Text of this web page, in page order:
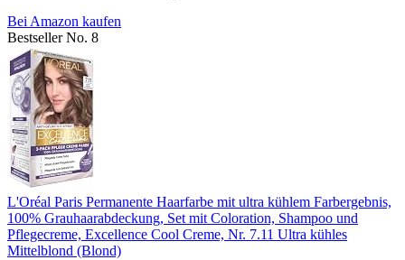
Bei Amazon kaufen
Bestseller No. 8
L'Oréal Paris Permanente Haarfarbe mit ultra kühlem Farbergebnis,
100% Grauhaarabdeckung, Set mit Coloration, Shampoo und
Pflegecreme, Excellence Cool Creme, Nr. 7.11 Ultra kühles
Mittelblond (Blond)